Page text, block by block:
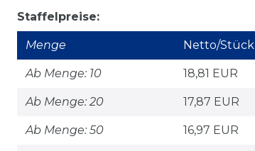
Staffelpreise:
Menge Netto/Stück
Ab Menge: 10 18,81 EUR
Ab Menge: 20 17,87 EUR
Ab Menge: 50 16,97 EUR